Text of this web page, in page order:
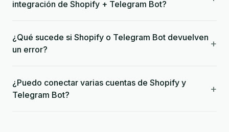
integración de Shopify + Telegram Bot?
¿Qué sucede si Shopify o Telegram Bot devuelven
un error?
+
¿Puedo conectar varias cuentas de Shopify y
Telegram Bot?
+